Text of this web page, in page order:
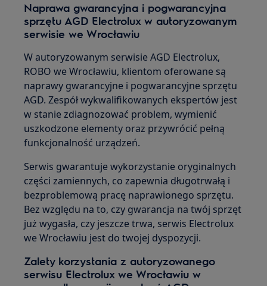
Naprawa gwarancyjna i pogwarancyjna
sprzętu AGD Electrolux w autoryzowanym
serwisie we Wrocławiu
W autoryzowanym serwisie AGD Electrolux,
ROBO we Wrocławiu, klientom oferowane są
naprawy gwarancyjne i pogwarancyjne sprzętu
AGD. Zespół wykwalifikowanych ekspertów jest
w stanie zdiagnozować problem, wymienić
uszkodzone elementy oraz przywrócić pełną
funkcjonalność urządzeń.
Serwis gwarantuje wykorzystanie oryginalnych
części zamiennych, co zapewnia długotrwałą i
bezproblemową pracę naprawionego sprzętu.
Bez względu na to, czy gwarancja na twój sprzęt
już wygasła, czy jeszcze trwa, serwis Electrolux
we Wrocławiu jest do twojej dyspozycji.
Zalety korzystania z autoryzowanego
serwisu Electrolux we Wrocławiu w